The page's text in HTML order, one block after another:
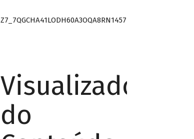
Z7_7QGCHA41LODH60A3OQA8RN1457
Visualizador
do